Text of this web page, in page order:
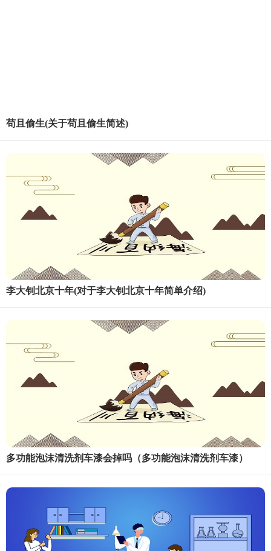
苟且偷生(关于苟且偷生简述)
李大钊北京十年(对于李大钊北京十年简单介绍)
多功能泡沫清洗剂车漆会掉吗（多功能泡沫清洗剂车漆）